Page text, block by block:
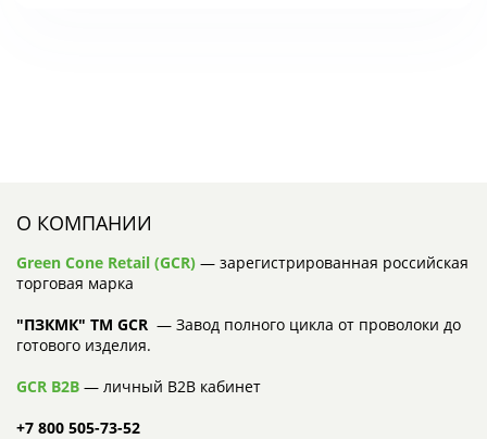
О КОМПАНИИ
Green Cone Retail (GCR) — зарегистрированная российская
торговая марка
"ПЗКМК" TM GCR — Завод полного цикла от проволоки до
готового изделия.
GCR B2B — личный B2B кабинет
+7 800 505-73-52